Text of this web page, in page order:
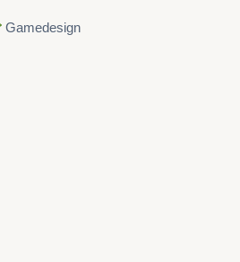
Gamedesign